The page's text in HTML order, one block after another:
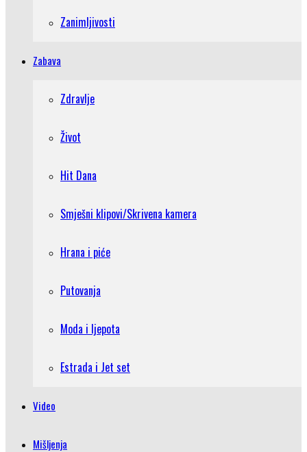
Zanimljivosti
Zabava
Zdravlje
Život
Hit Dana
Smješni klipovi/Skrivena kamera
Hrana i piće
Putovanja
Moda i ljepota
Estrada i Jet set
Video
Mišljenja